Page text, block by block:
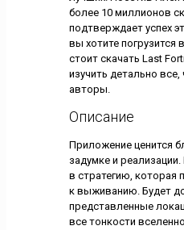
более 10 миллионов
подтверждает успех
вы хотите погрузится
стоит скачать Last
изучить детально
авторы.
Описание
Приложение ценится
задумке и
в стратегию, которая
к выживанию. Будет
представленные
все тонкости